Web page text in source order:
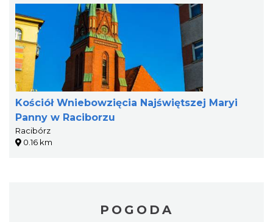
Kościół Wniebowzięcia Najświętszej Maryi
Panny w Raciborzu
Racibórz
0.16 km
POGODA